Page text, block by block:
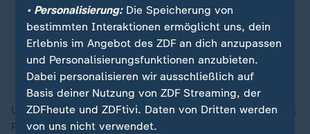
wieder mehr auf
Wettbewerbsfähigkeit schauen.
Joachim Rukwied, Präsident des Deutschen Bauernverbands
Um wettbewerbsfähig zu sein, braucht es nach Ansicht
Rukwieds auch mehr Geld vom Staat.
• Personalisierung:Die Speicherung von
bestimmten Interaktionen ermöglicht uns, dein
Erlebnis im Angebot des ZDF an dich anzupassen
und Personalisierungsfunktionen anzubieten.
Dabei personalisieren wir ausschließlich auf
Basis deiner Nutzung von ZDF Streaming, der
ZDFheute und ZDFtivi. Daten von Dritten werden
von uns nicht verwendet.